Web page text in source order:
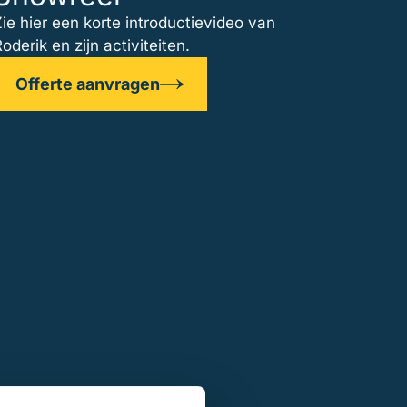
hier een korte introductievideo van
en zijn activiteiten.
Offerte aanvragen